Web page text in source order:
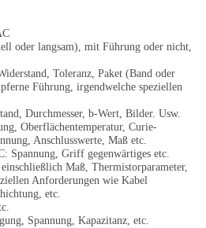
oder langsam), mit Führung oder nicht,
Toleranz, Paket (Band oder
Führung, irgendwelche speziellen
Durchmesser, b-Wert, Bilder. Usw.
Oberflächentemperatur, Curie-
Anschlusswerte, Maß etc.
Spannung, Griff gegenwärtiges etc.
Maß, Thermistorparameter,
Anforderungen wie Kabel
etc.
Spannung, Kapazitanz, etc.